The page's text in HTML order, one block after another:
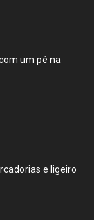
um pé na
e ligeiro